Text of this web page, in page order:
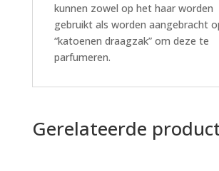
kunnen zowel op het haar worden
gebruikt als worden aangebracht
“katoenen draagzak” om deze te
parfumeren.
Gerelateerde